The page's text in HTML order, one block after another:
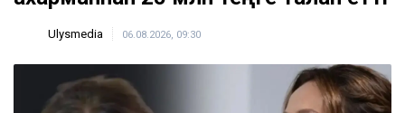
әл-Фарабидегі жол апатынан қаза тапқан
қыздың әкесі Александр Пактан 100 млн теңге
талап етті
14:50